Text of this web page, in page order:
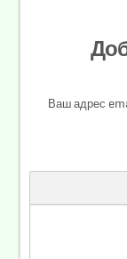
Ваш адрес